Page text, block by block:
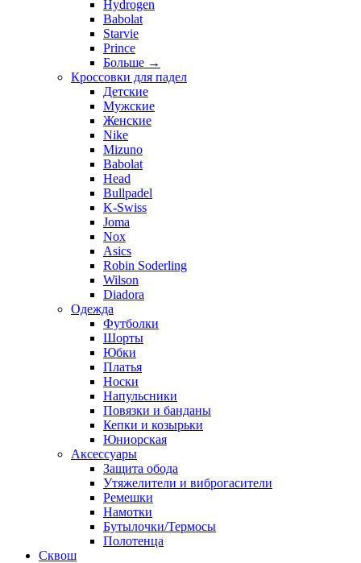
Hydrogen
Babolat
Starvie
Prince
Больше →
Кроссовки для падел
Детские
Мужские
Женские
Nike
Mizuno
Babolat
Head
Bullpadel
K-Swiss
Joma
Nox
Asics
Robin Soderling
Wilson
Diadora
Одежда
Футболки
Шорты
Юбки
Платья
Носки
Напульсники
Повязки и банданы
Кепки и козырьки
Юниорская
Аксессуары
Защита обода
Утяжелители и виброгасители
Ремешки
Намотки
Бутылочки/Термосы
Полотенца
Сквош